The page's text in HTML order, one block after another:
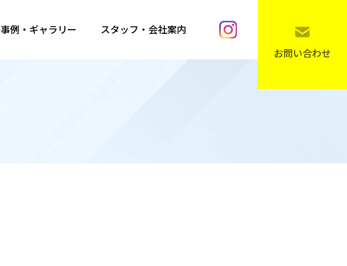
事例・ギャラリー
スタッフ・会社案内
お問い合わせ